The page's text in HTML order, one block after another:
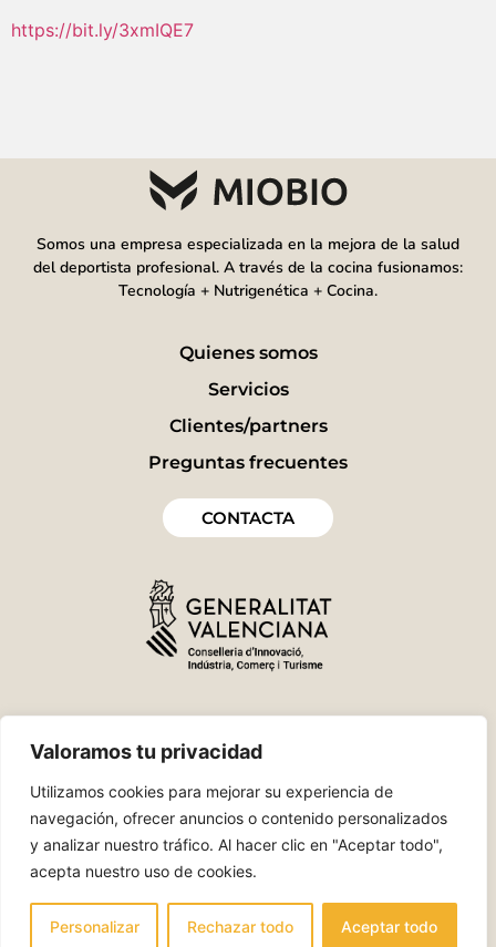
Valoramos tu privacidad
Utilizamos cookies para mejorar su experiencia de
navegación, ofrecer anuncios o contenido personalizados
y analizar nuestro tráfico. Al hacer clic en "Aceptar todo",
acepta nuestro uso de cookies.
Personalizar Rechazar todo Aceptar todo
https://bit.ly/3xmIQE7
Somos una empresa especializada en la mejora de la salud
del deportista profesional. A través de la cocina fusionamos:
Tecnología + Nutrigenética + Cocina.
Quienes somos
Servicios
Clientes/partners
Preguntas frecuentes
CONTACTA
Política de PrivacidadPolítica de cookies